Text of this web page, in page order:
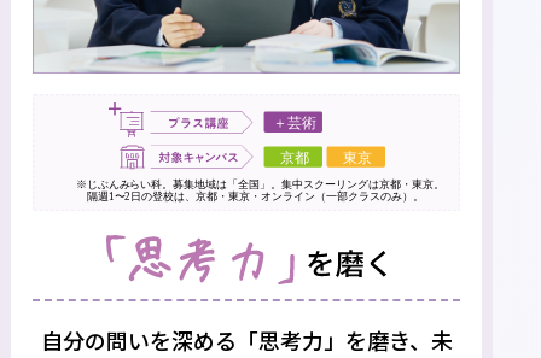
自分の問いを深める「思考力」を磨き、 未